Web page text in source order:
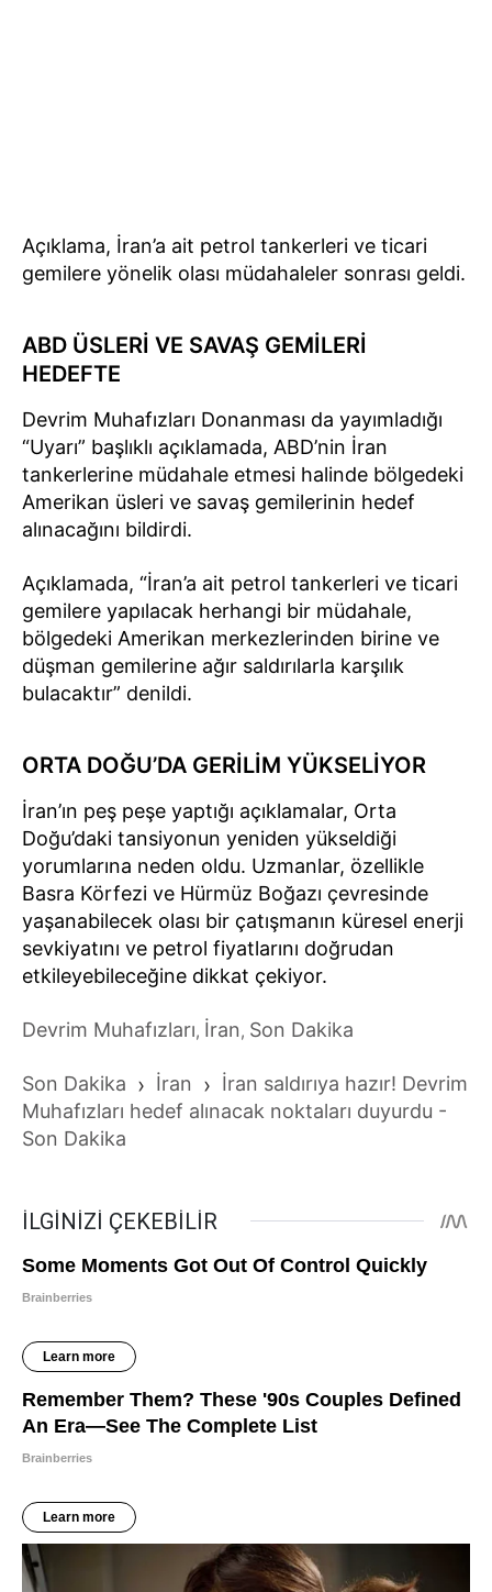
Açıklama, İran’a ait petrol tankerleri ve ticari
gemilere yönelik olası müdahaleler sonrası geldi.
ABD ÜSLERİ VE SAVAŞ GEMİLERİ
HEDEFTE
Devrim Muhafızları Donanması da yayımladığı
“Uyarı” başlıklı açıklamada, ABD’nin İran
tankerlerine müdahale etmesi halinde bölgedeki
Amerikan üsleri ve savaş gemilerinin hedef
alınacağını bildirdi.
Açıklamada, “İran’a ait petrol tankerleri ve ticari
gemilere yapılacak herhangi bir müdahale,
bölgedeki Amerikan merkezlerinden birine ve
düşman gemilerine ağır saldırılarla karşılık
bulacaktır” denildi.
ORTA DOĞU’DA GERİLİM YÜKSELİYOR
İran’ın peş peşe yaptığı açıklamalar, Orta
Doğu’daki tansiyonun yeniden yükseldiği
yorumlarına neden oldu. Uzmanlar, özellikle
Basra Körfezi ve Hürmüz Boğazı çevresinde
yaşanabilecek olası bir çatışmanın küresel enerji
sevkiyatını ve petrol fiyatlarını doğrudan
etkileyebileceğine dikkat çekiyor.
Devrim Muhafızları, İran, Son Dakika
Son Dakika › İran › İran saldırıya hazır! Devrim
Muhafızları hedef alınacak noktaları duyurdu -
Son Dakika